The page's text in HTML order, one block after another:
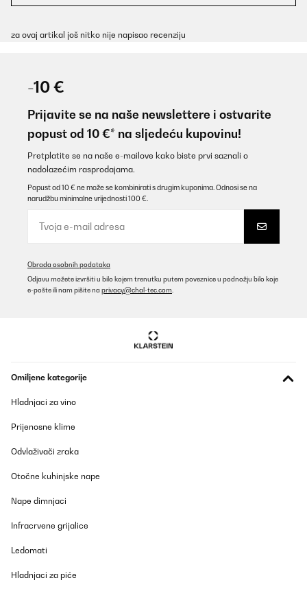
za ovaj artikal još nitko nije napisao recenziju
-10 €
Prijavite se na naše newslettere i ostvarite
popust od 10 €* na sljedeću kupovinu!
Pretplatite se na naše e-mailove kako biste prvi saznali o
nadolazećim rasprodajama.
Popust od 10 € ne može se kombinirati s drugim kuponima. Odnosi se na
narudžbu minimalne vrijednosti 100 €.
Obrada osobnih podataka
Odjavu možete izvršiti u bilo kojem trenutku putem poveznice u podnožju bilo koje
e-pošte ili nam pišite na privacy@chal-tec.com.
Omiljene kategorije
Hladnjaci za vino
Prijenosne klime
Odvlaživači zraka
Otočne kuhinjske nape
Nape dimnjaci
Infracrvene grijalice
Ledomati
Hladnjaci za piće